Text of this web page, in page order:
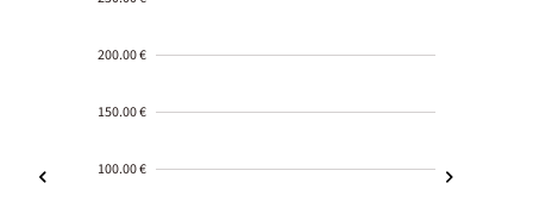
200.00 €
150.00 €
100.00 €